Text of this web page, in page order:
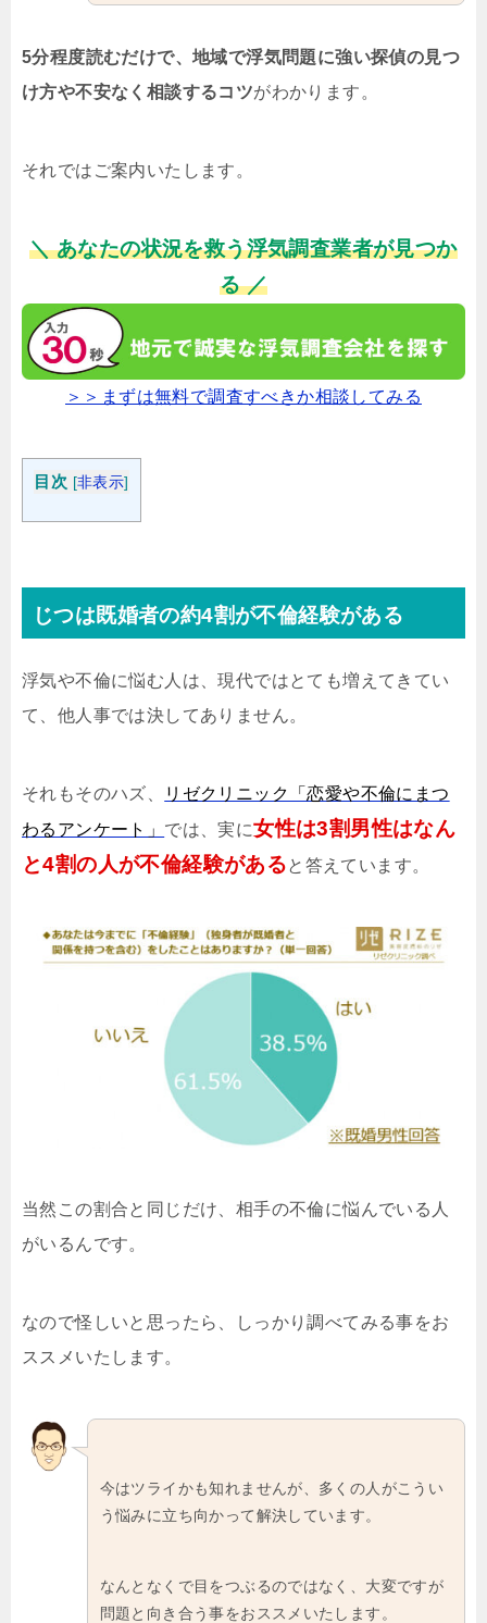
5分程度読むだけで、地域で浮気問題に強い探偵の見つ
け方や不安なく相談するコツがわかります。
それではご案内いたします。
＼ あなたの状況を救う浮気調査業者が見つか
る ／
＞＞まずは無料で調査すべきか相談してみる
目次 [非表示]
じつは既婚者の約4割が不倫経験がある
浮気や不倫に悩む人は、現代ではとても増えてきてい
て、他人事では決してありません。
それもそのハズ、
リゼクリニック「恋愛や不倫にまつ
わるアンケート」 では、実に女性は3割男性はなん
と4割の人が不倫経験があると答えています。
当然この割合と同じだけ、相手の不倫に悩んでいる人
がいるんです。
なので怪しいと思ったら、しっかり調べてみる事をお
ススメいたします。
今はツライかも知れませんが、多くの人がこうい
う悩みに立ち向かって解決しています。
なんとなくで目をつぶるのではなく、大変ですが
問題と向き合う事をおススメいたします。